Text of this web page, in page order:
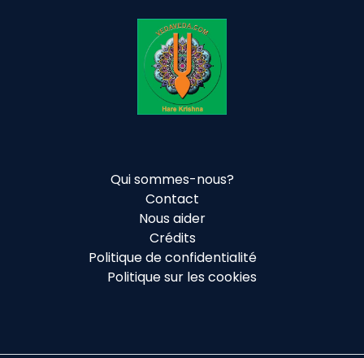
Qui sommes-nous?
Contact
Nous aider
Crédits
Politique de confidentialité
Politique sur les cookies